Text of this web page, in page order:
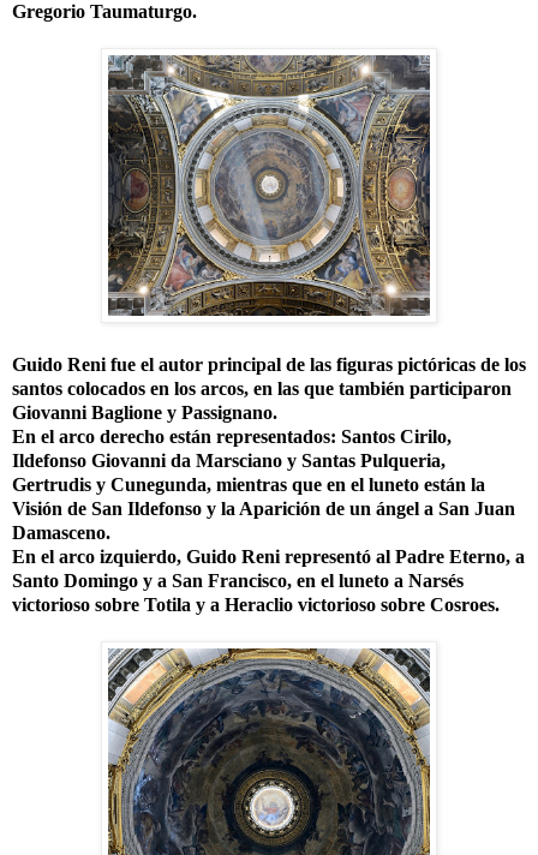
Gregorio Taumaturgo.
Guido Reni fue el autor principal de las figuras pictóricas de los
santos colocados en los arcos, en las que también participaron
Giovanni Baglione y Passignano.
En el arco derecho están representados: Santos Cirilo,
Ildefonso Giovanni da Marsciano y Santas Pulqueria,
Gertrudis y Cunegunda, mientras que en el luneto están la
Visión de San Ildefonso y la Aparición de un ángel a San Juan
Damasceno.
En el arco izquierdo, Guido Reni representó al Padre Eterno, a
Santo Domingo y a San Francisco, en el luneto a Narsés
victorioso sobre Totila y a Heraclio victorioso sobre Cosroes.